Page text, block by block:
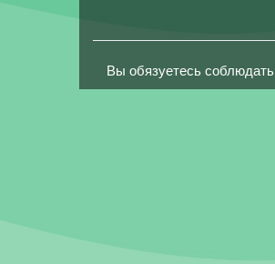
Вы обязуетесь соблюдать